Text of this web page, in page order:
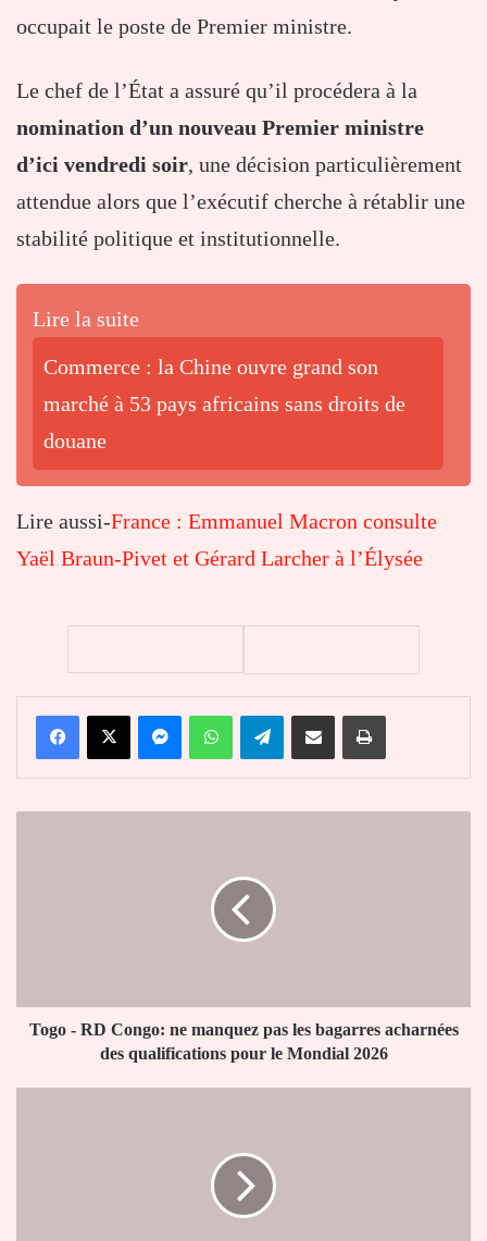
occupait le poste de Premier ministre.
Le chef de l’État a assuré qu’il procédera à la
nomination d’un nouveau Premier ministre
d’ici vendredi soir, une décision particulièrement
attendue alors que l’exécutif cherche à rétablir une
stabilité politique et institutionnelle.
Lire la suite
Commerce : la Chine ouvre grand son
marché à 53 pays africains sans droits de
douane
Lire aussi-France : Emmanuel Macron consulte
Yaël Braun-Pivet et Gérard Larcher à l’Élysée
FacebookX MessengerWhatsAppTelegramPartager par email Imprimer
bagarres
acharnées
Togo - RD Congo: ne manquez pas les bagarres acharnées
des qualifications pour le Mondial 2026